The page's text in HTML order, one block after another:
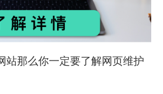
站那么你一定要了解网页维护